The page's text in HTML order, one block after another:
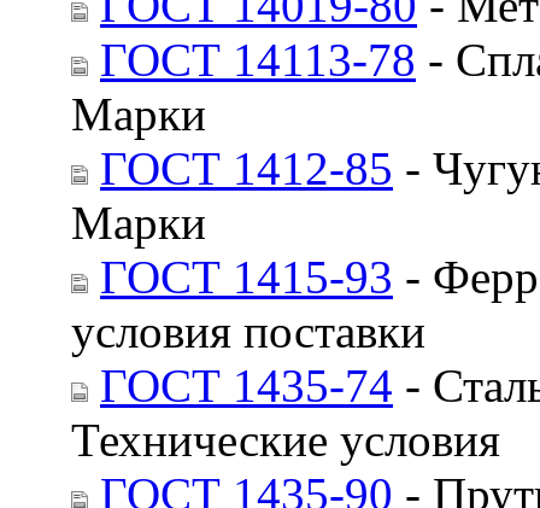
ГОСТ 14113-78 -
Марки
ГОСТ 1412-85 -
Марки
ГОСТ 1415-93 -
условия поставки
ГОСТ 1435-74 -
Технические условия
ГОСТ 1435-90 -